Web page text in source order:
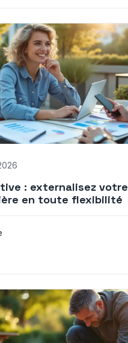
: externalisez
en toute flexibilité